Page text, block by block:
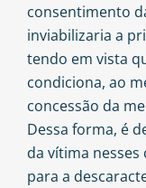
consentimento
inviabilizaria a
tendo em vista
condiciona, ao
concessão da
Dessa forma, é
da vítima nesses
para a